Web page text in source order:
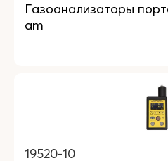
Газоанализаторы
am
19520-10